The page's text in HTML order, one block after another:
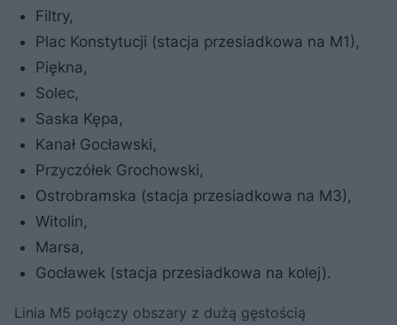
Filtry,
Plac Konstytucji (stacja przesiadkowa na M1),
Piękna,
Solec,
Saska Kępa,
Kanał Gocławski,
Przyczółek Grochowski,
Ostrobramska (stacja przesiadkowa na M3),
Witolin,
Marsa,
Gocławek (stacja przesiadkowa na kolej).
Linia M5 połączy obszary z dużą gęstością